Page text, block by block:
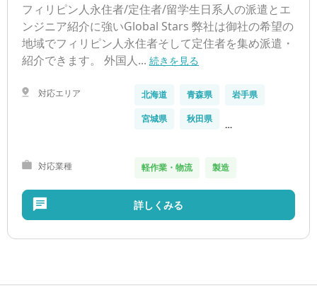
フィリピン人永住者/定住者/留学生日系人の派遣とエ
ンジニア紹介に強いGlobal Stars 弊社は御社の希望の
地域でフィリピン人永住者そして定住者を集め派遣・
紹介できます。 外国人... 続きを見る
対応エリア 北海道 青森県
岩手県
宮城県
秋田県
…
対応業種 軽作業・物流 製造
詳しくみる